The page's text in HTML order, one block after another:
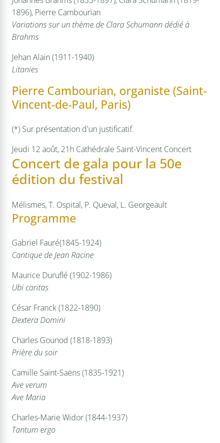
1896), Pierre Cambourian
Variations sur un thème de Clara Schumann dédié à
Brahms
Jehan Alain (1911-1940)
Litanies
Pierre Cambourian, organiste (Saint-
Vincent-de-Paul, Paris)
(*) Sur présentation d'un justificatif.
Jeudi 12 août, 21h Cathédrale Saint-Vincent Concert
Concert de gala pour la 50e
édition du festival
Mélismes, T. Ospital, P. Queval, L. Georgeault
Programme
Gabriel Fauré(1845-1924)
Cantique de Jean Racine
Maurice Duruflé (1902-1986)
Ubi caritas
César Franck (1822-1890)
Dextera Domini
Charles Gounod (1818-1893)
Prière du soir
Camille Saint-Saëns (1835-1921)
Ave verum
Ave Maria
Charles-Marie Widor (1844-1937)
Tantum ergo